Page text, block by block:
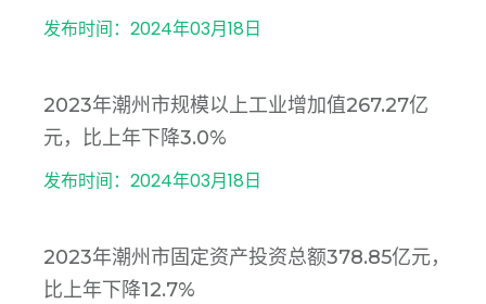
发布时间：2024年03月18日
2023年潮州市规模以上工业增加值267.27亿
元，比上年下降3.0%
发布时间：2024年03月18日
2023年潮州市固定资产投资总额378.85亿元，
比上年下降12.7%